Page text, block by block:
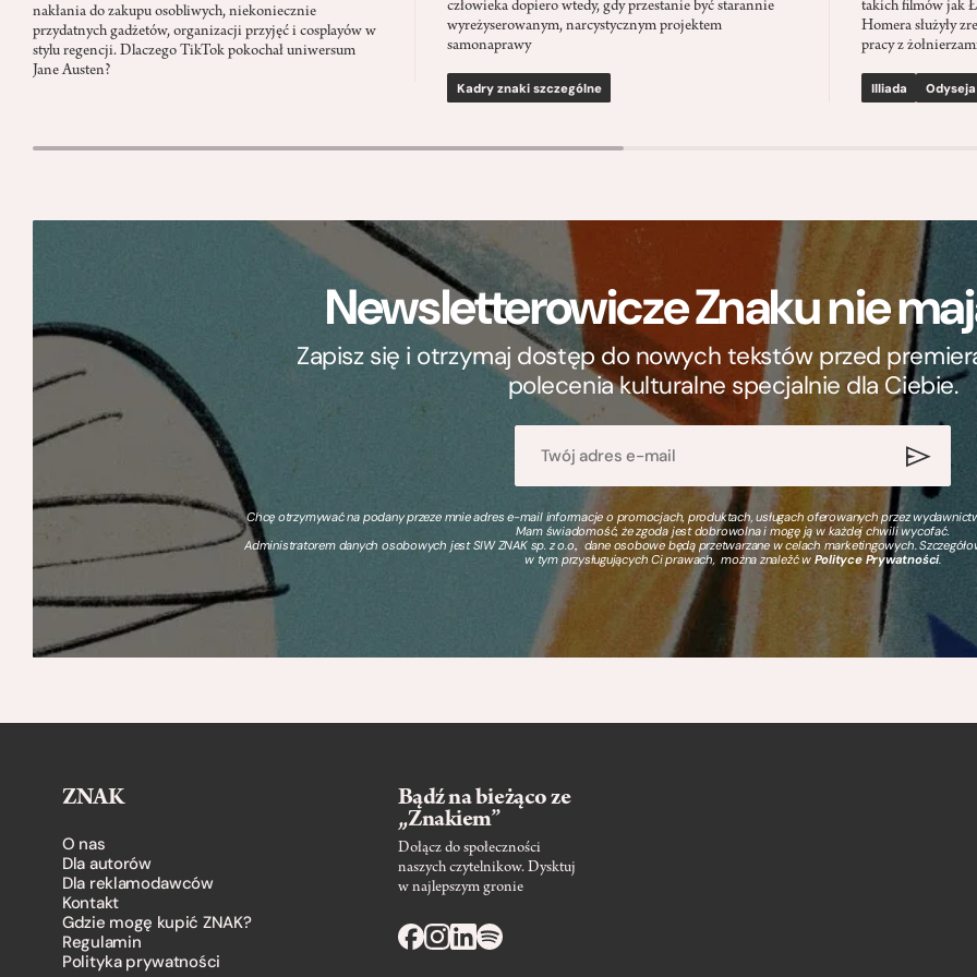
nakłania do zakupu osobliwych, niekoniecznie
przydatnych gadżetów, organizacji przyjęć i cosplayów w
stylu regencji. Dlaczego TikTok pokochał uniwersum
Jane Austen?
człowieka dopiero wtedy, gdy przestanie być starannie
wyreżyserowanym, narcystycznym projektem
samonaprawy
Kadry znaki szczególne
takich filmów jak
Homera służyły
pracy z
Illiada Odyseja
Newsletterowicze Znaku nie
Zapisz się i otrzymaj dostęp do nowych tekstów przed
polecenia kulturalne specjalnie dla Ciebie.
Chcę otrzymywać na podany przeze mnie adres e-mail informacje o promocjach, produktach, usługach oferowanych przez
Mam świadomość, że zgoda jest dobrowolna i mogę ją w każdej chwili wycofać.
Administratorem danych osobowych jest SIW ZNAK sp. z o.o., dane osobowe będą przetwarzane w celach marketingowych.
w tym przysługujących Ci prawach, można znaleźć wPolityce Prywatności.
ZNAK
O nas
Dla autorów
Dla reklamodawców
Kontakt
Gdzie mogę kupić ZNAK?
Regulamin
Polityka prywatności
Bądź na bieżąco ze
„Znakiem”
Dołącz do społeczności
naszych czytelnikow. Dysktuj
w najlepszym gronie